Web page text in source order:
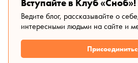
Вступайте в Клуб «Сноб»!
Ведите блог, рассказывайте о
интересными людьми на сайте и